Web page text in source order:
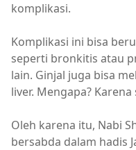
komplikasi.
Komplikasi ini bisa
seperti bronkitis atau
lain. Ginjal juga bisa
liver. Mengapa?
Oleh karena itu, Nabi
bersabda dalam hadis